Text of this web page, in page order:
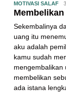
MOTIVASI SALAF
Sekembalinya
uang itu
aku adalah
kamu sudah
mengembalikan
membelikan
ada istana